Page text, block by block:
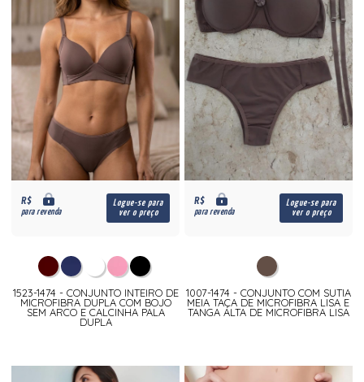
R$
para revenda
Logue-se para
ver o preço
1523-1474 - CONJUNTO INTEIRO DE
MICROFIBRA DUPLA COM BOJO
SEM ARCO E CALCINHA PALA
DUPLA
R$
para revenda
Logue-se para
ver o preço
1007-1474 - CONJUNTO COM SUTIA
MEIA TAÇA DE MICROFIBRA LISA E
TANGA ALTA DE MICROFIBRA LISA